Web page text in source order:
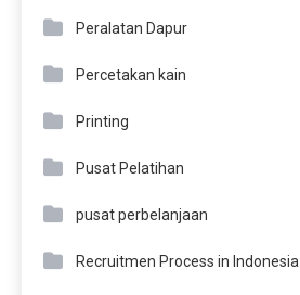
Peralatan Dapur
Percetakan kain
Printing
Pusat Pelatihan
pusat perbelanjaan
Recruitmen Process in Indonesia